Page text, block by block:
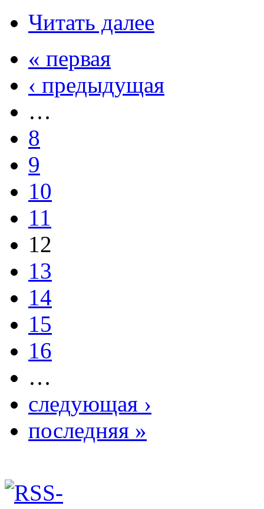
Читать далее
« первая
‹ предыдущая
…
8
9
10
11
12
13
14
15
16
…
следующая ›
последняя »